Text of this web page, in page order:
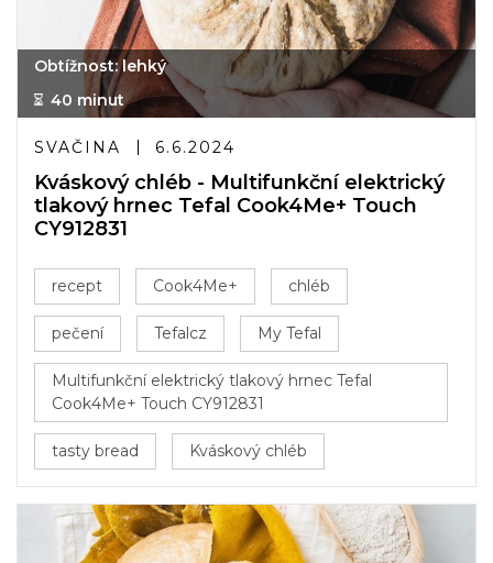
Obtížnost: lehký
40 minut
SVAČINA 6.6.2024
Kváskový chléb - Multifunkční elektrický
tlakový hrnec Tefal Cook4Me+ Touch
CY912831
recept Cook4Me+ chléb
pečení Tefalcz My Tefal
Multifunkční elektrický tlakový hrnec Tefal
Cook4Me+ Touch CY912831
tasty bread Kváskový chléb